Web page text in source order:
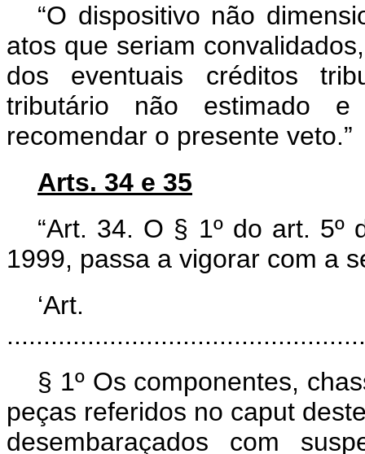
“O dispositivo não
atos que seriam
dos eventuais créditos
tributário não estimado
recomendar o presente veto.”
Arts. 34 e 35
“Art. 34. O § 1º do art. 5º
1999, passa a vigorar com a
§ 1º Os componentes,
peças referidos no caput
desembaraçados com